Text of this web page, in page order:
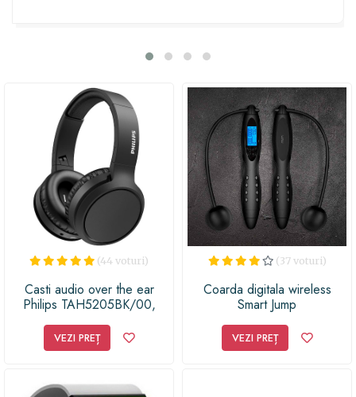
aducând un strop de stil și funcționalitate. Așadar, dacă
acest suport auto cu încărcare wireless pentru telefon
este alegerea perfectă!
(44 voturi)
Casti audio over the ear
Philips TAH5205BK/00,
negru
VEZI PREȚ
(37 voturi)
Coarda digitala wireless
Smart Jump
VEZI PREȚ